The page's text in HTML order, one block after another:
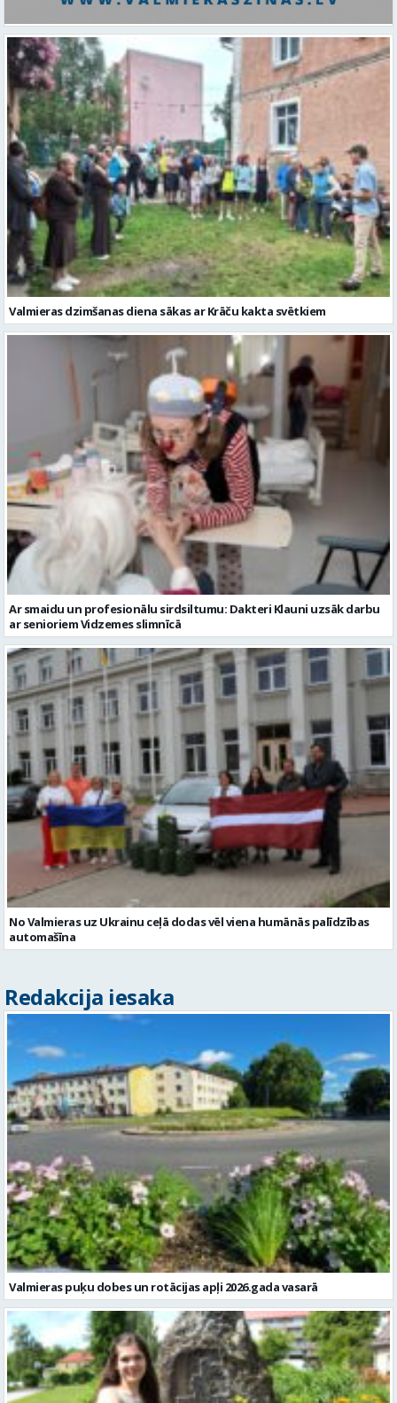
Valmieras dzimšanas diena sākas ar Krāču kakta svētkiem
Ar smaidu un profesionālu sirdsiltumu: Dakteri Klauni uzsāk darbu
ar senioriem Vidzemes slimnīcā
No Valmieras uz Ukrainu ceļā dodas vēl viena humānās palīdzības
automašīna
Redakcija iesaka
Valmieras puķu dobes un rotācijas apļi 2026.gada vasarā